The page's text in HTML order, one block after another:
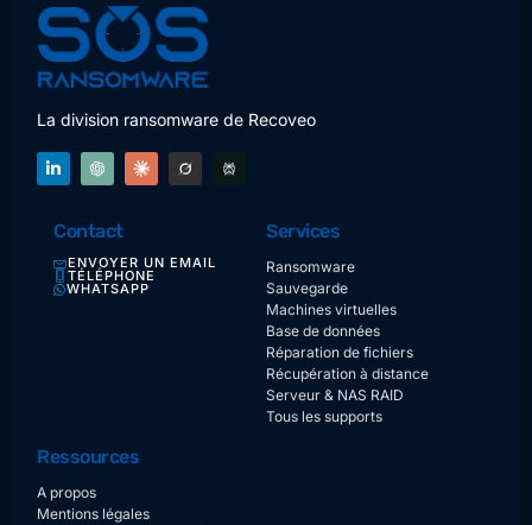
La division ransomware de Recoveo
Contact
ENVOYER UN EMAIL
TÉLÉPHONE
WHATSAPP
Services
Ransomware
Sauvegarde
Machines virtuelles
Base de données
Réparation de fichiers
Récupération à distance
Serveur & NAS RAID
Tous les supports
Ressources
A propos
Mentions légales